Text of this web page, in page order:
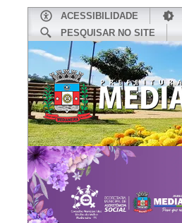
ACESSIBILIDADE
PESQUISAR NO SITE